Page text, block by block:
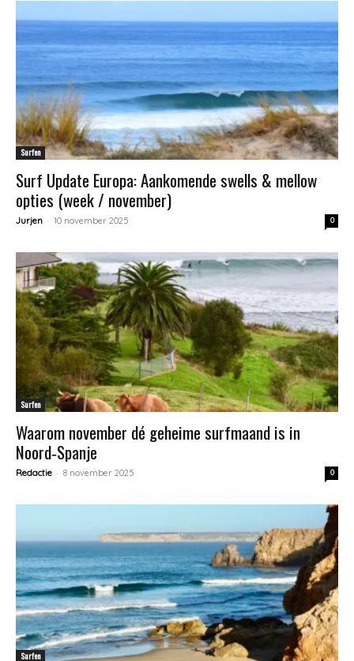
Surfen
Surf Update Europa: Aankomende swells & mellow
opties (week / november)
Jurjen - 10 november 2025 0
Surfen
Waarom november dé geheime surfmaand is in
Noord‑Spanje
Redactie - 8 november 2025 0
Surfen